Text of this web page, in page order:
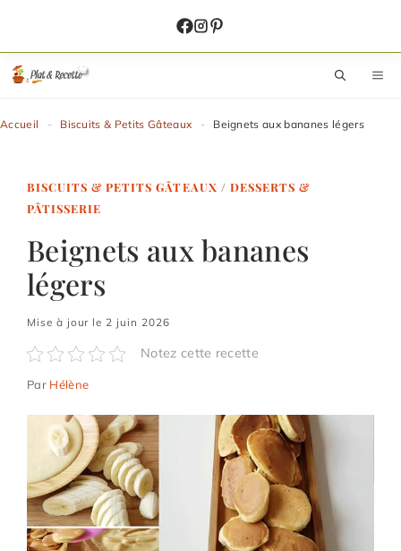
contenu
Accueil - Biscuits & Petits Gâteaux - Beignets aux bananes légers
BISCUITS & PETITS GÂTEAUX / DESSERTS &
PÂTISSERIE
Beignets aux bananes
légers
Mise à jour le 2 juin 2026
Notez cette recette
Par Hélène